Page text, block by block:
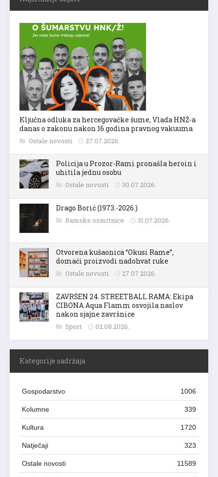
Ključna odluka za hercegovačke šume, Vlada HNŽ-a
danas o zakonu nakon 16 godina pravnog vakuuma
Ostale novosti 27.07.2026.
Policija u Prozor-Rami pronašla heroin i
uhitila jednu osobu
Ostale novosti 30.07.2026.
Drago Borić (1973.-2026.)
Ramske osmrtnice 31.07.2026.
Otvorena kušaonica “Okusi Rame”,
domaći proizvodi nadohvat ruke
Ostale novosti 27.07.2026.
ZAVRŠEN 24. STREETBALL RAMA: Ekipa
CIBONA Aqua Flamm osvojila naslov
nakon sjajne završnice
Sport 02.08.2026.
Kategorije sadržaja
Gospodarstvo 1006
Kolumne 339
Kultura 1720
Natječaji 323
Ostale novosti 11589